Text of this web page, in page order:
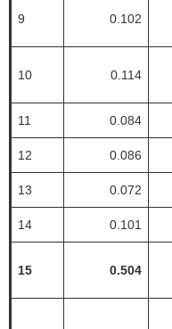
9 0.102
10 0.114
11 0.084
12 0.086
13 0.072
14 0.101
15 0.504